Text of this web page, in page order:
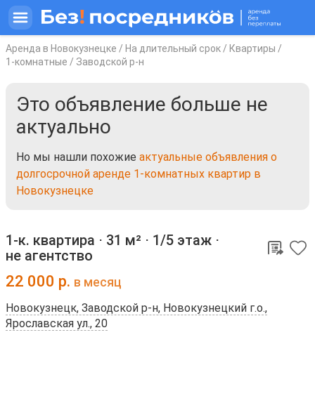
Аренда в Новокузнецке / На длительный срок / Квартиры /
1-комнатные / Заводской р-н
Это объявление больше не
актуально
Но мы нашли похожие актуальные объявления о
долгосрочной аренде 1-комнатных квартир в
Новокузнецке
1-к. квартира ⋅ 31 м² ⋅ 1/5 этаж ⋅
не агентство
22 000 р. в месяц
Новокузнецк, Заводской р-н, Новокузнецкий г.о.,
Ярославская ул., 20